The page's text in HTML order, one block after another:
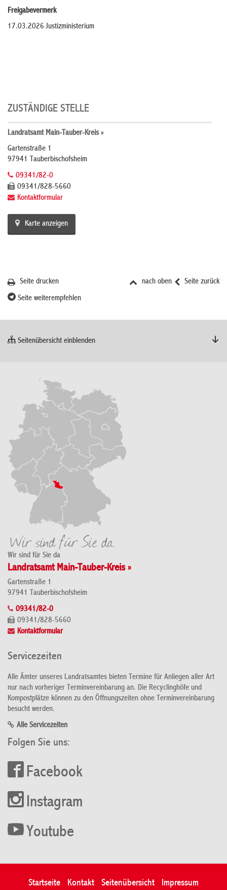
Freigabevermerk
17.03.2026 Justizministerium
ZUSTÄNDIGE STELLE
Landratsamt Main-Tauber-Kreis »
Gartenstraße 1
97941 Tauberbischofsheim
09341/82-0
09341/828-5660
Kontaktformular
Karte anzeigen
Seite zurück
nach oben
Seite drucken
Seite weiterempfehlen
Seitenübersicht einblenden
Wir sind für Sie da
Landratsamt Main-Tauber-Kreis »
Gartenstraße 1
97941 Tauberbischofsheim
09341/82-0
09341/828-5660
Kontaktformular
Servicezeiten
Alle Ämter unseres Landratsamtes bieten Termine für Anliegen aller Art
nur nach vorheriger Terminvereinbarung an. Die Recyclinghöfe und
Kompostplätze können zu den Öffnungszeiten ohne Terminvereinbarung
besucht werden.
Alle Servicezeiten
Folgen Sie uns:
Facebook
Instagram
Youtube
Startseite Kontakt Seitenübersicht Impressum